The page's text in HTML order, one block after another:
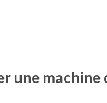
une